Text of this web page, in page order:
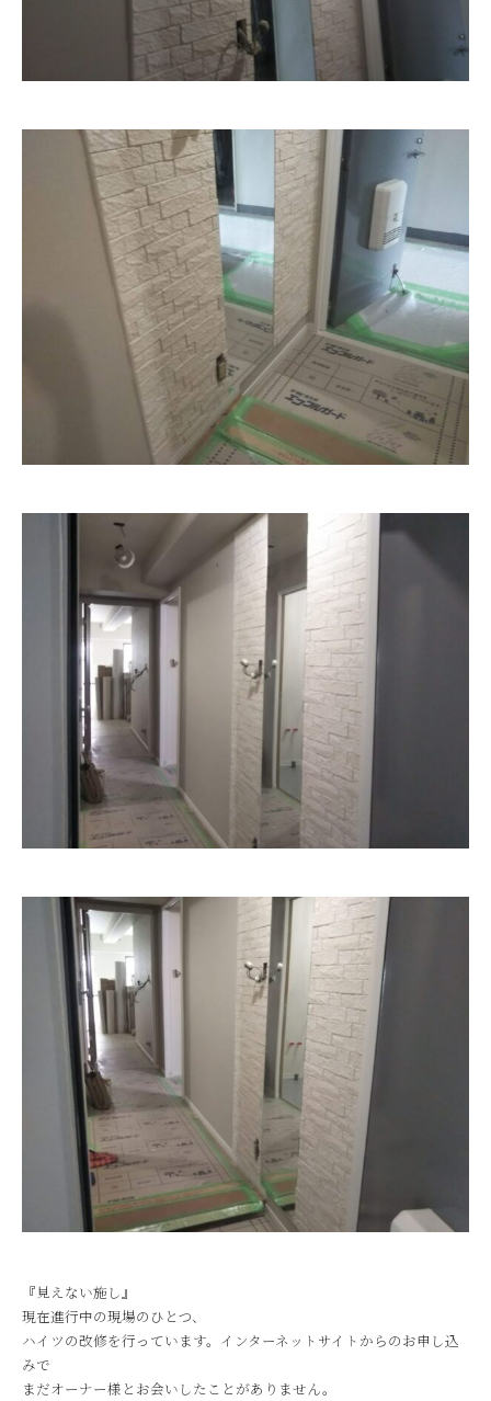
『見えない施し』
現在進行中の現場のひとつ、
ハイツの改修を行っています。インターネットサイトからのお申し込
みで
まだオーナー様とお会いしたことがありません。